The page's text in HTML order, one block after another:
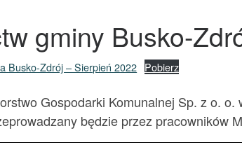
gminy Busko-
Busko-Zdrój – Sierpień 2022 Pobierz
Gospodarki Komunalnej Sp. z o.
będzie przez pracowników